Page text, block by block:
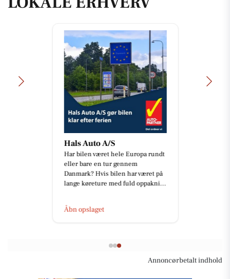
Hals Auto A/S
Har bilen været hele Europa rundt
eller bare en tur gennem
Danmark? Hvis bilen har været på
lange køreture med fuld oppakni...
Åbn opslaget
Annoncørbetalt indhold